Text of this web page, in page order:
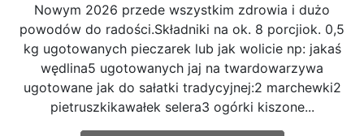
Nowym 2026 przede wszystkim zdrowia i dużo
powodów do radości.Składniki na ok. 8 porcjiok. 0,5
kg ugotowanych pieczarek lub jak wolicie np: jakaś
wędlina5 ugotowanych jaj na twardowarzywa
ugotowane jak do sałatki tradycyjnej:2 marchewki2
pietruszkikawałek selera3 ogórki kiszone...